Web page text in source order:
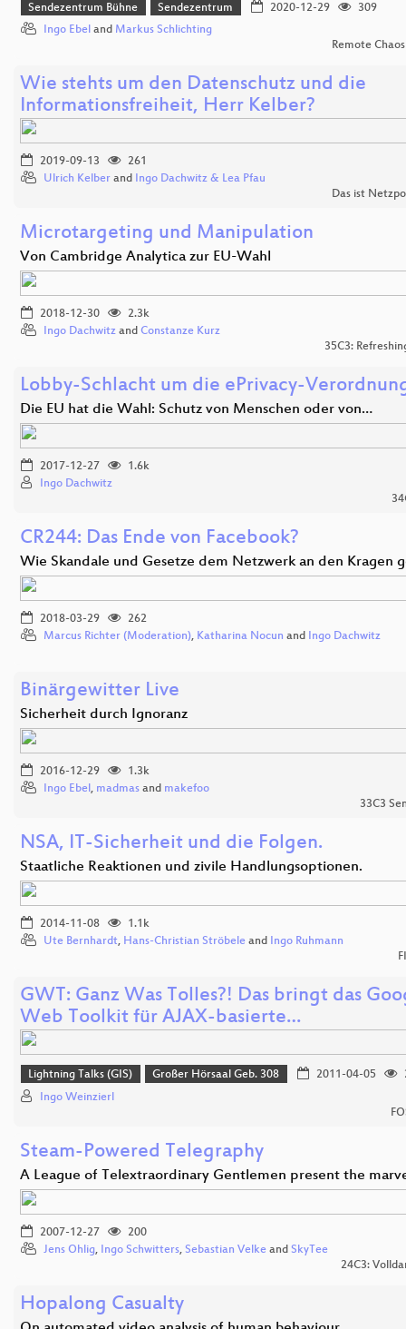
Sendezentrum Bühne Sendezentrum 2020-12-29
309
Ingo Ebel and Markus Schlichting
Remote
Wie stehts um den Datenschutz und die
Informationsfreiheit, Herr Kelber?
2019-09-13
261
Ulrich Kelber and Ingo Dachwitz & Lea Pfau
Das ist
Microtargeting und Manipulation
Von Cambridge Analytica zur EU-Wahl
2018-12-30
2.3k
Ingo Dachwitz and Constanze Kurz
35C3:
Lobby-Schlacht um die ePrivacy-
Die EU hat die Wahl: Schutz von Menschen oder von…
2017-12-27
1.6k
Ingo Dachwitz
CR244: Das Ende von Facebook?
Wie Skandale und Gesetze dem Netzwerk an den Kragen
2018-03-29
262
Marcus Richter (Moderation), Katharina Nocun and Ingo Dachwitz
Binärgewitter Live
Sicherheit durch Ignoranz
2016-12-29
1.3k
Ingo Ebel, madmas and makefoo
33C3
NSA, IT-Sicherheit und die Folgen.
Staatliche Reaktionen und zivile Handlungsoptionen.
2014-11-08
1.1k
Ute Bernhardt, Hans-Christian Ströbele and Ingo Ruhmann
GWT: Ganz Was Tolles?! Das bringt das
Web Toolkit für AJAX-basierte…
Lightning Talks (GIS) Großer Hörsaal Geb. 308 2011-04-05
Ingo Weinzierl
Steam-Powered Telegraphy
A League of Telextraordinary Gentlemen present the
2007-12-27
200
Jens Ohlig, Ingo Schwitters, Sebastian Velke and SkyTee
24C3:
Hopalong Casualty